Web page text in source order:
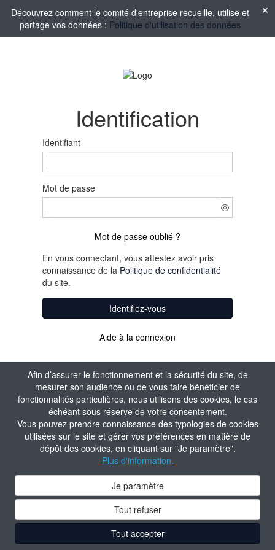
Afin d’assurer le fonctionnement et la sécurité du site, de
mesurer son audience ou de vous faire bénéficier de
fonctionnalités particulières, nous utilisons des cookies, le cas
échéant sous réserve de votre consentement.
Vous pouvez prendre connaissance des typologies de cookies
utilisées sur le site et gérer vos préférences en matière de
dépôt des cookies, en cliquant sur "Je paramètre".
Plus d'information.
Je paramètre
Tout refuser
Tout accepter
Découvrez comment le comité d'entreprise recueille, utilise et
partage vos données : Politique d'utilisation des données
Identification
Identifiant
Mot de passe
Mot de passe oublié ?
En vous connectant, vous attestez avoir pris
connaissance de la Politique de confidentialité
du site.
Identifiez-vous
Aide à la connexion